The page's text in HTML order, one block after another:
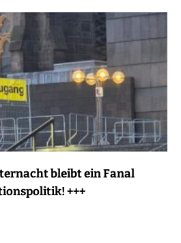
bleibt ein Fanal
+++